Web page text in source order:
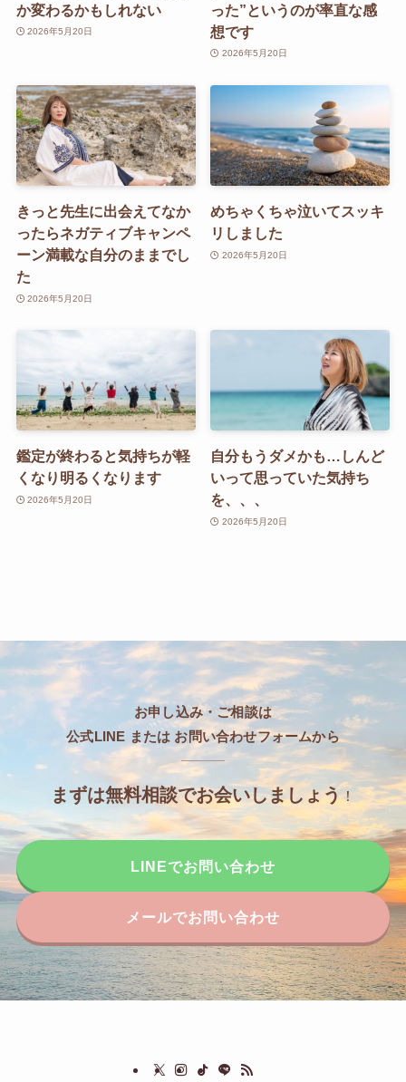
か変わるかもしれない
2026年5月20日
った”というのが率直な感
想です
2026年5月20日
きっと先生に出会えてなか
ったらネガティブキャンペ
ーン満載な自分のままでし
た
2026年5月20日
めちゃくちゃ泣いてスッキ
リしました
2026年5月20日
鑑定が終わると気持ちが軽
くなり明るくなります
2026年5月20日
自分もうダメかも…しんど
いって思っていた気持ち
を、、、
2026年5月20日
お申し込み・ご相談は
公式LINE または お問い合わせフォームから
まずは無料相談でお会いしましょう！
LINEでお問い合わせ
メールでお問い合わせ